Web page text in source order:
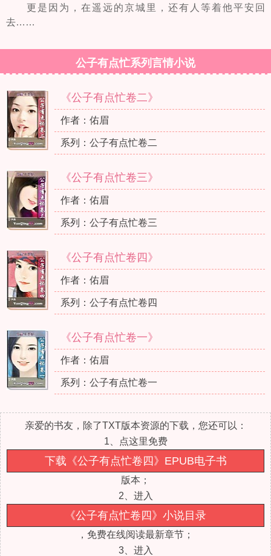
更是因为，在遥远的京城里，还有人等着他平安回
去……
公子有点忙系列言情小说
《公子有点忙卷二》
作者：佑眉
系列：公子有点忙卷二
《公子有点忙卷三》
作者：佑眉
系列：公子有点忙卷三
《公子有点忙卷四》
作者：佑眉
系列：公子有点忙卷四
《公子有点忙卷一》
作者：佑眉
系列：公子有点忙卷一
亲爱的书友，除了TXT版本资源的下载，您还可以：
1、点这里免费
下载《公子有点忙卷四》EPUB电子书
版本；
2、进入
《公子有点忙卷四》小说目录
，免费在线阅读最新章节；
3、进入